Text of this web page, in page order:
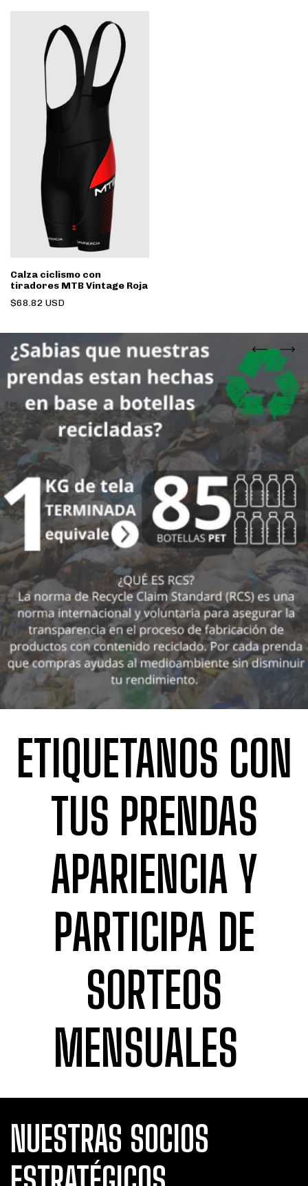
Calza ciclismo con
tiradores MTB Vintage Roja
$68.82 USD
ETIQUETANOS CON
TUS PRENDAS
APARIENCIA Y
PARTICIPA DE
SORTEOS
MENSUALES
NUESTRAS SOCIOS